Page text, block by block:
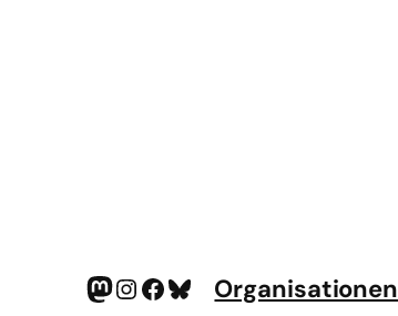
Mastodon
Instagram
Facebook
BlueskyOrganisationen